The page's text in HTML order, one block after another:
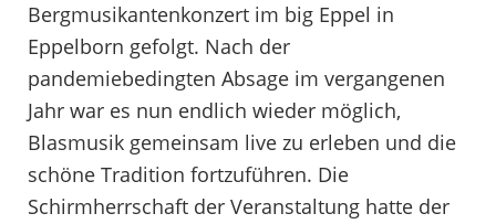
Bergmusikantenkonzert im big Eppel in
Eppelborn gefolgt. Nach der
pandemiebedingten Absage im vergangenen
Jahr war es nun endlich wieder möglich,
Blasmusik gemeinsam live zu erleben und die
schöne Tradition fortzuführen. Die
Schirmherrschaft der Veranstaltung hatte der